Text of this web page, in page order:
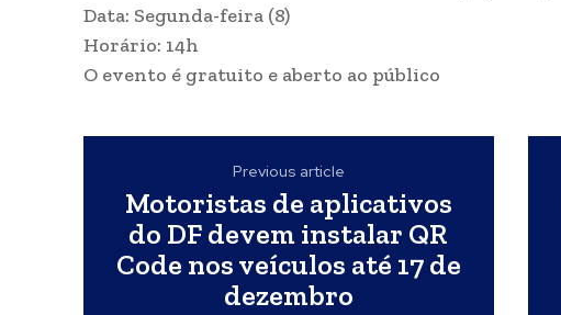
Data: Segunda-feira (8)
Horário: 14h
O evento é gratuito e aberto ao público
Previous article
Motoristas de aplicativos
do DF devem instalar QR
Code nos veículos até 17 de
dezembro